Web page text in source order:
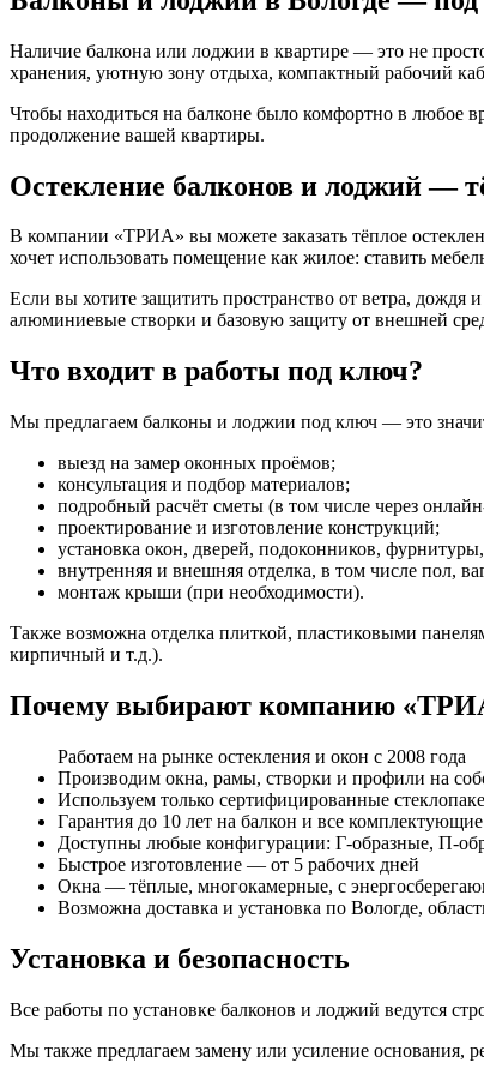
Наличие балкона или лоджии в квартире — это не
хранения, уютную зону отдыха, компактный рабочий
Чтобы находиться на балконе было комфортно в любое
продолжение вашей квартиры.
Остекление балконов и лоджий —
В компании «ТРИА» вы можете заказать тёплое
хочет использовать помещение как жилое: ставить
Если вы хотите защитить пространство от ветра,
алюминиевые створки и базовую защиту от внешней
Что входит в работы под ключ?
Мы предлагаем балконы и лоджии под ключ — это
выезд на замер оконных проёмов;
консультация и подбор материалов;
подробный расчёт сметы (в том числе через
проектирование и изготовление конструкций;
установка окон, дверей, подоконников,
внутренняя и внешняя отделка, в том числе пол,
монтаж крыши (при необходимости).
Также возможна отделка плиткой, пластиковыми
кирпичный и т.д.).
Почему выбирают компанию
Работаем на рынке остекления и окон с 2008 года
Производим окна, рамы, створки и профили на
Используем только сертифицированные
Гарантия до 10 лет на балкон и все комплектующие
Доступны любые конфигурации: Г-образные, П-
Быстрое изготовление — от 5 рабочих дней
Окна — тёплые, многокамерные, с
Возможна доставка и установка по Вологде,
Установка и безопасность
Все работы по установке балконов и лоджий ведутся
Мы также предлагаем замену или усиление основания,